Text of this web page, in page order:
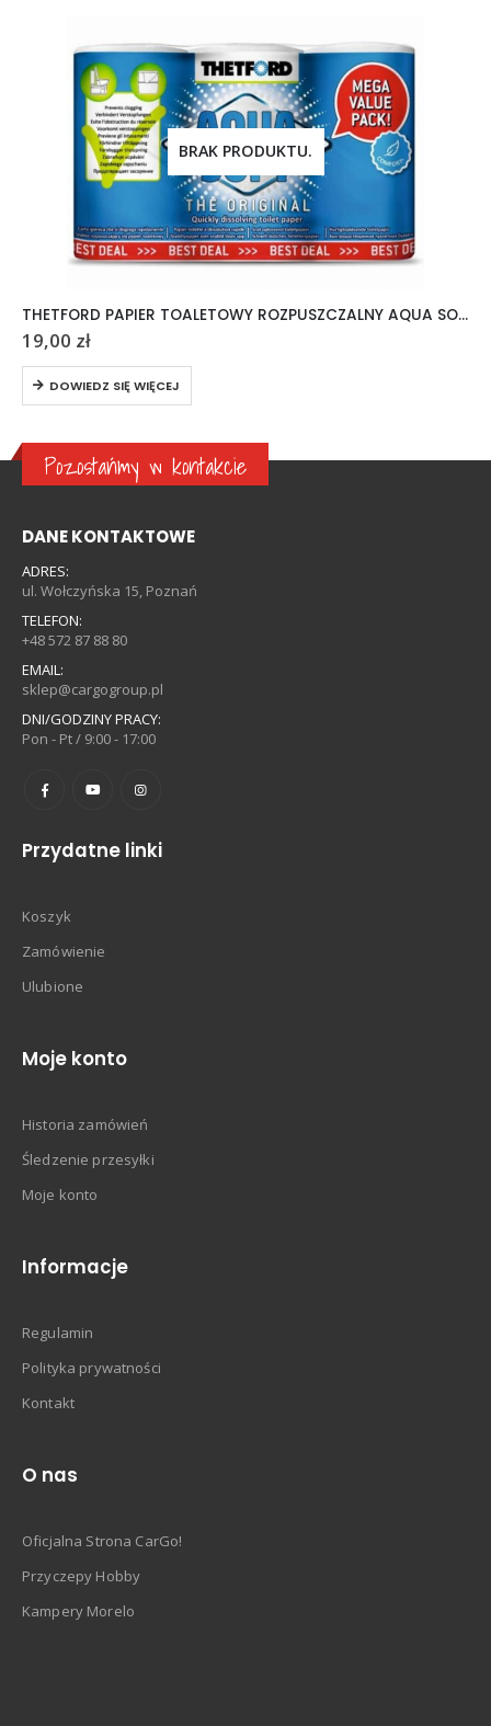
BRAK PRODUKTU.
THETFORD PAPIER TOALETOWY ROZPUSZCZALNY AQUA SOFT 6 ROLEK
19,00 zł
DOWIEDZ SIĘ WIĘCEJ
Pozostańmy w kontakcie
DANE KONTAKTOWE
ADRES:
ul. Wołczyńska 15, Poznań
TELEFON:
+48 572 87 88 80
EMAIL:
sklep@cargogroup.pl
DNI/GODZINY PRACY:
Pon - Pt / 9:00 - 17:00
Przydatne linki
Koszyk
Zamówienie
Ulubione
Moje konto
Historia zamówień
Śledzenie przesyłki
Moje konto
Informacje
Regulamin
Polityka prywatności
Kontakt
O nas
Oficjalna Strona CarGo!
Przyczepy Hobby
Kampery Morelo